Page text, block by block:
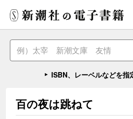
ISBN、レーベルなどを指
百の夜は跳ねて